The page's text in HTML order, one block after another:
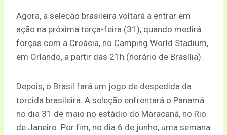
Agora, a seleção brasileira voltará a entrar em
ação na próxima terça-feira (31), quando medirá
forças com a Croácia, no Camping World Stadium,
em Orlando, a partir das 21h (horário de Brasília).
Depois, o Brasil fará um jogo de despedida da
torcida brasileira. A seleção enfrentará o Panamá
no dia 31 de maio no estádio do Maracanã, no Rio
de Janeiro. Por fim, no dia 6 de junho, uma semana